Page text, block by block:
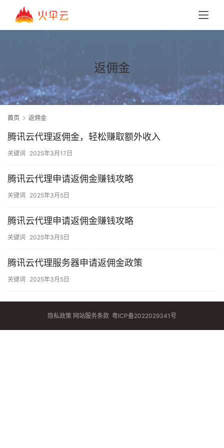
返佣金
首页 返佣金
腾讯云代理返佣金，轻松赚取额外收入
关键词 2025年3月17日
腾讯云代理申请返佣金赚钱攻略
关键词 2025年3月5日
腾讯云代理申请返佣金赚钱攻略
关键词 2025年3月5日
腾讯云代理服务器申请返佣金政策
关键词 2025年3月5日
隐私政策 网站服务条款 粤ICP备2022029341号